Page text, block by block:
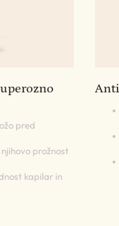
pred
prožnost
kapilar in